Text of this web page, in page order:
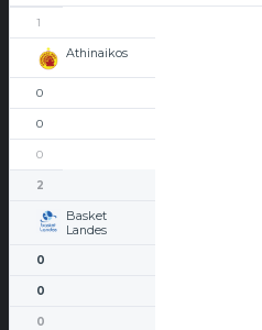
1
Athinaikos
0
0
0
2
Basket
Landes
0
0
0